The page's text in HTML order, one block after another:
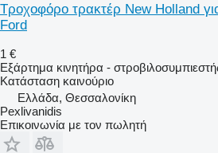
Τροχοφόρο τρακτέρ New Holland
Ford
1 €
Εξάρτημα κινητήρα -
Κατάσταση καινούριο
Ελλάδα, Θεσσαλονίκη
Pexlivanidis
Επικοινωνία με τον πωλητή